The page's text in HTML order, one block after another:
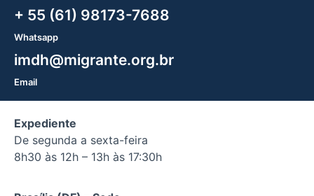
+ 55 (61) 98173-7688
Whatsapp
imdh@migrante.org.br
Email
Expediente
De segunda a sexta-feira
8h30 às 12h – 13h às 17:30h